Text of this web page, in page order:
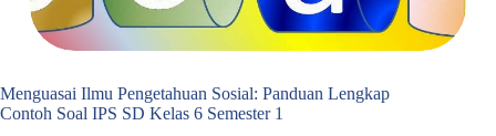
Menguasai Ilmu Pengetahuan Sosial: Panduan Lengkap
Contoh Soal IPS SD Kelas 6 Semester 1